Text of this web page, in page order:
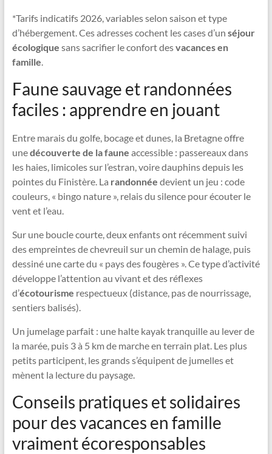
*Tarifs indicatifs 2026, variables selon saison et type
d’hébergement. Ces adresses cochent les cases d’un séjour
écologique sans sacrifier le confort desvacances en
famille.
Faune sauvage et randonnées
faciles : apprendre en jouant
Entre marais du golfe, bocage et dunes, la Bretagne offre
unedécouverte de la faune accessible : passereaux dans
les haies, limicoles sur l’estran, voire dauphins depuis les
pointes du Finistère. La randonnée devient un jeu : code
couleurs, « bingo nature », relais du silence pour écouter le
vent et l’eau.
Sur une boucle courte, deux enfants ont récemment suivi
des empreintes de chevreuil sur un chemin de halage, puis
dessiné une carte du « pays des fougères ». Ce type d’activité
développe l’attention au vivant et des réflexes
d’écotourisme respectueux (distance, pas de nourrissage,
sentiers balisés).
Un jumelage parfait : une halte kayak tranquille au lever de
la marée, puis 3 à 5 km de marche en terrain plat. Les plus
petits participent, les grands s’équipent de jumelles et
mènent la lecture du paysage.
Conseils pratiques et solidaires
pour des vacances en famille
vraiment écoresponsables